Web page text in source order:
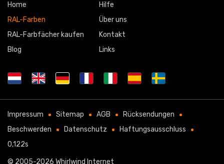
Home
RAL-Farben
RAL-Farbfächer kaufen
Blog
Hilfe
Über uns
Kontakt
Links
Impressum Sitemap AGB
Rücksendungen
Beschwerden
Datenschutz
Haftungsausschluss
0,122s
© 2005-2026 Whirlwind Internet